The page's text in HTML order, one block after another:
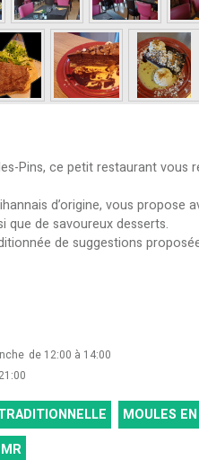
Pins, ce petit restaurant
d’origine, vous
que de savoureux desserts.
de suggestions
de 12:00 à 14:00
MOULES